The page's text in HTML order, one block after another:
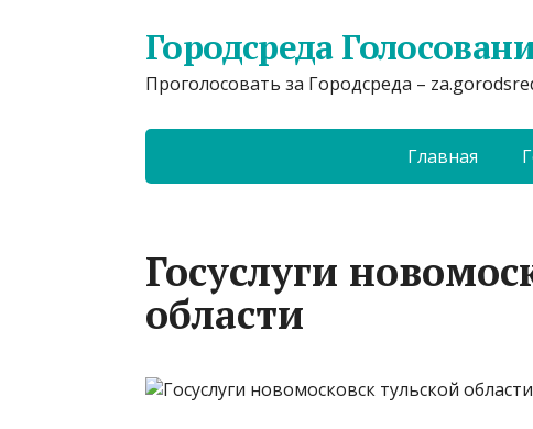
Городсреда
Проголосовать за Городсреда –
Главная
Госуслуги
области